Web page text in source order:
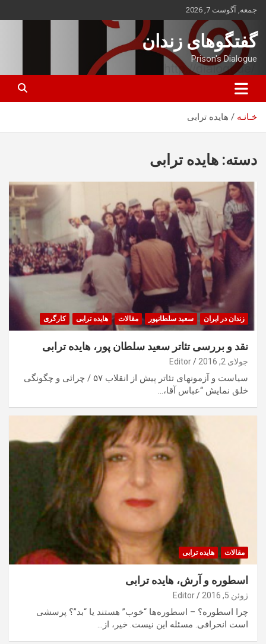
بروید
جمعه, آگوست 7, 2026
گفتگوهای زندان
Prison's Dialogue
خـانـه هایده ترابی
دسته: هایده ترابی
زندان در ایران سعید سلطانپور مقالات هایده ترابی کارگری
نقد و بررسی تئاتر سعید سلطان پور، هایده ترابی
جولای 2, 2016 Editor
سیاست و آزمونهای تئاتر پیش از انقلاب ۵۷ / چرائی و چگونگی
خلق نمایش “عباس آقا،…
مقالات هایده ترابی
اسطوره و آرش، هایده ترابی
ژوئن 5, 2016 Editor
چرا اسطوره؟ – اسطوره‌ها “خوب” هستند یا “بد”؟ پرسشی
است انحرافی. مسئله این نیست. خیر، از…